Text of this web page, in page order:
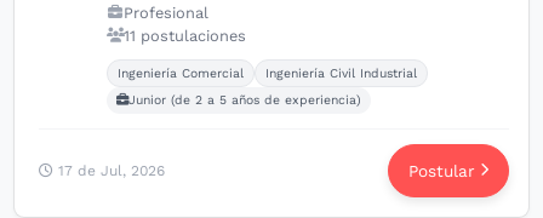
Profesional
11 postulaciones
Carreras buscadas:
Ingeniería Comercial
Ingeniería Civil Industrial
Junior (de 2 a 5 años de experiencia)
17 de Jul, 2026 Postular